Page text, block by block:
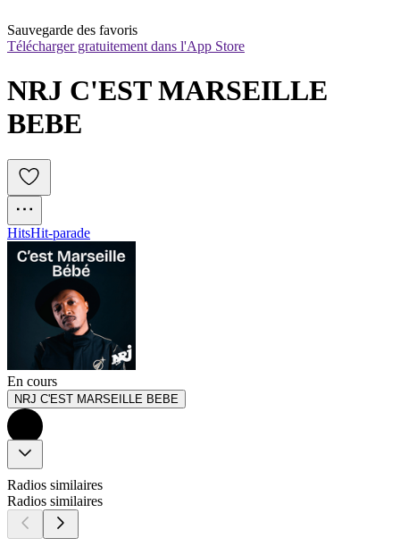
Sauvegarde des favoris
Télécharger gratuitement dans l'App Store
NRJ C'EST MARSEILLE
BEBE
HitsHit-parade
En cours
NRJ C'EST MARSEILLE BEBE
Radios similaires
Radios similaires